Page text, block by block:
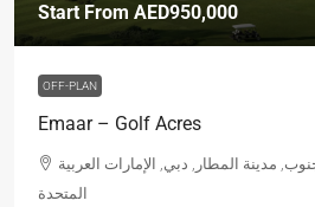
Start From AED950,000
OFF-PLAN
Emaar – Golf Acres
مدينة المطار, دبي, الإمارات العربية
المتحدة